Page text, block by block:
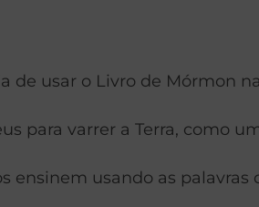
usar o Livro de Mórmon
para varrer a Terra, como
ensinem usando as palavras